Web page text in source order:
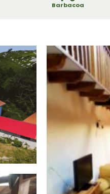
Barbacoa